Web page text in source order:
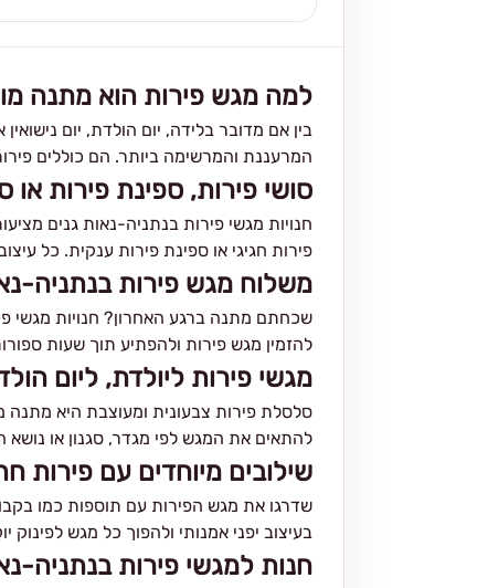
למה מגש פירות הוא מתנה
בין אם מדובר בלידה, יום הולדת, יום
המרעננת והמרשימה ביותר. הם כוללים
סושי פירות, ספינת פירות או
חנויות מגשי פירות בנתניה-נאות גנים
פירות חגיגי או ספינת פירות ענקית. כל
משלוח מגש פירות בנתניה-
שכחתם מתנה ברגע האחרון? חנויות מגשי
להזמין מגש פירות ולהפתיע תוך שעות
מגשי פירות ליולדת, ליום
סלסלת פירות צבעונית ומעוצבת היא מתנה
להתאים את המגש לפי מגדר, סגנון או נושא
שילובים מיוחדים עם פירות
שדרגו את מגש הפירות עם תוספות כמו בקבוק
בעיצוב יפני אמנותי ולהפוך כל מגש לפינוק
חנות למגשי פירות בנתניה-